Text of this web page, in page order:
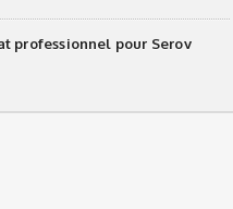
professionnel pour Serov